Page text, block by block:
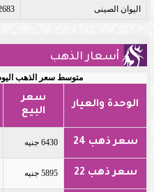
اليوان الصينى
أسعار الذهب
متوسط سعر الذهب
الوحدة والعيار
سعر
البيع
سعر ذهب 24 6430 جنيه
سعر ذهب 22 5895 جنيه